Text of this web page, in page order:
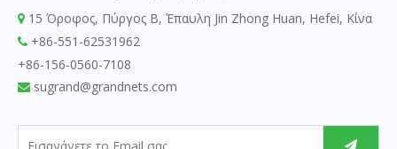
 15 Όροφος, Πύργος Β, Έπαυλη Jin Zhong Huan, Hefei, Κίνα
 +86-551-62531962
+86-156-0560-7108
 sugrand@grandnets.com